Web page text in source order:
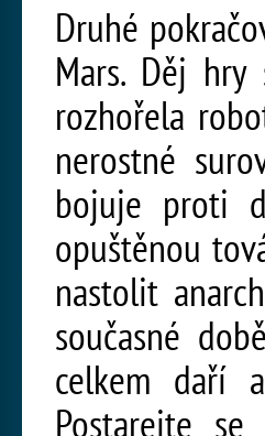
Druhé
Mars. Děj
rozhořela
nerostné
bojuje proti
opuštěnou
nastolit
současné
celkem daří
Postarejte